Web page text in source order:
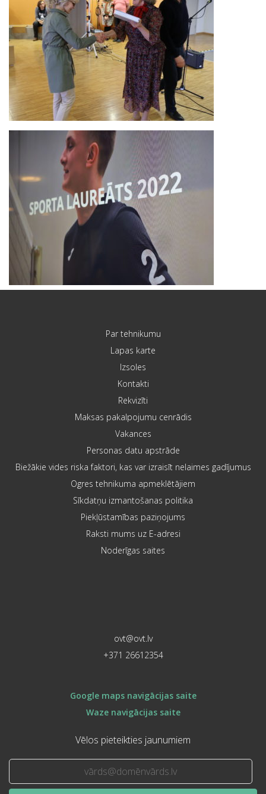
Par tehnikumu
Lapas karte
Izsoles
Kontakti
Rekvizīti
Maksas pakalpojumu cenrādis
Vakances
Personas datu apstrāde
Biežākie vides riska faktori, kas var izraisīt nelaimes gadījumus
Ogres tehnikuma apmeklētājiem
Sīkdatņu izmantošanas politika
Piekļūstamības paziņojums
Raksti mums uz E-adresi
Noderīgas saites
ovt@ovt.lv
+371 26612354
Google maps navigācijas saite
Waze navigācijas saite
Vēlos pieteikties jaunumiem